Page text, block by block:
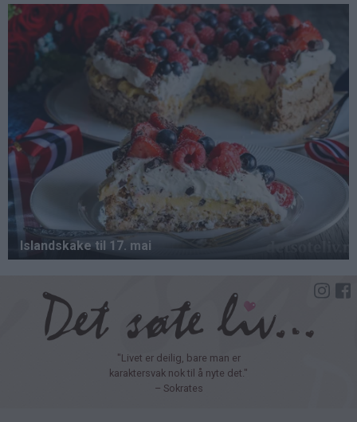
Hopp
hovedinnhold
"Livet er deilig, bare man er
karaktersvak nok til å nyte det."
– Sokrates